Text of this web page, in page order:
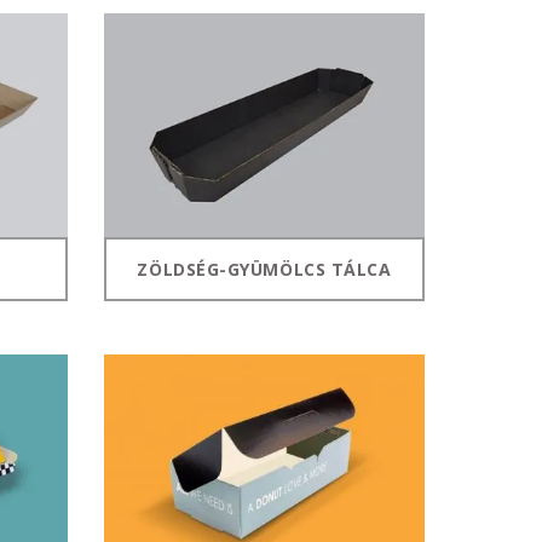
október 3, 2024
Kategóriák
AKCIÓ
Anyagleadási segédletek
Csomagolás
Design
Inspiráció
Nyomtatás
Szolgáltatások
ZÖLDSÉG-GYÜMÖLCS TÁLCA